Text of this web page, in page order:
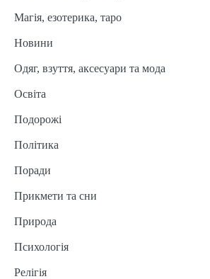
Магія, езотерика, таро
Новини
Одяг, взуття, аксесуари та мода
Освіта
Подорожі
Політика
Поради
Прикмети та сни
Природа
Психологія
Релігія